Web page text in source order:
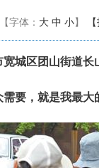
【字体： 大 中 小 】
宽城区团山街道
要，就是我最大